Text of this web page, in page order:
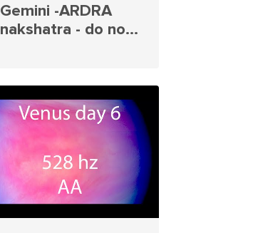
Gemini -ARDRA
nakshatra - do not